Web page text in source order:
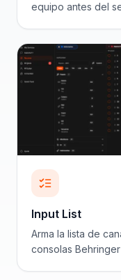
equipo antes del
Input List
Arma la lista de
consolas